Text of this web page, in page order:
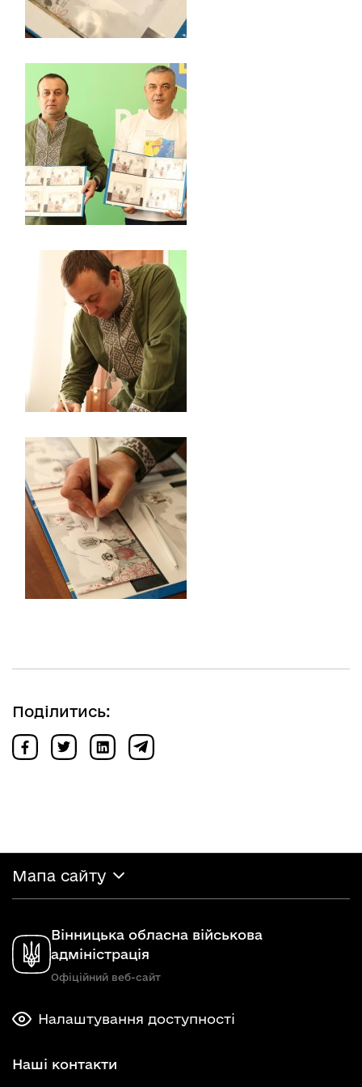
Поділитись:
Мапа сайту
Вінницька обласна військова
адміністрація
Офіційний веб-сайт
Налаштування доступності
Наші контакти